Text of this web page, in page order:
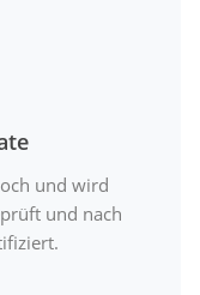
und wird
und nach